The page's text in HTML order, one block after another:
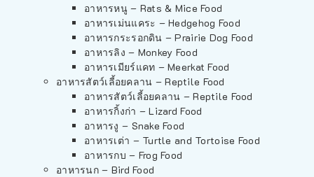
อาหารหนู – Rats & Mice Food
อาหารเม่นแคระ – Hedgehog Food
อาหารกระรอกดิน – Prairie Dog Food
อาหารลิง – Monkey Food
อาหารเมียร์แคท – Meerkat Food
อาหารสัตว์เลี้อยคลาน – Reptile Food
อาหารสัตว์เลี้อยคลาน – Reptile Food
อาหารกิ้งก่า – Lizard Food
อาหารงู – Snake Food
อาหารเต่า – Turtle and Tortoise Food
อาหารกบ – Frog Food
อาหารนก – Bird Food